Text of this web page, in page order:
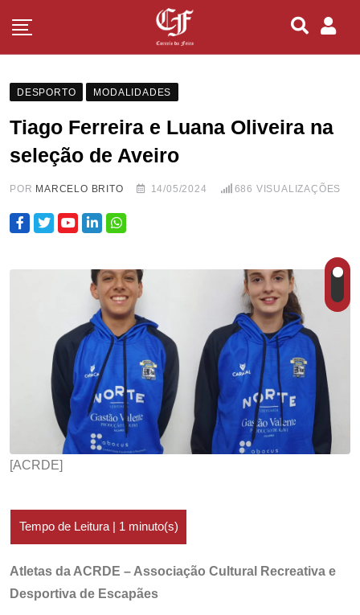
DESPORTO MODALIDADES
Tiago Ferreira e Luana Oliveira na
seleção de Aveiro
POR MARCELO BRITO 14/05/2024 686 VISUALIZAÇÕES
[ACRDE]
Atletas da ACRDE – Associação Cultural Recreativa e
Desportiva de Escapães